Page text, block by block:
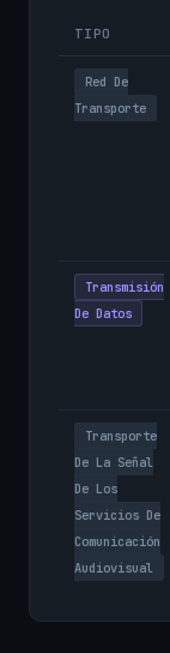
TIPO
Red De
Transporte
Transmisión
De Datos
Transporte
De La Señal
De Los
Servicios De
Comunicación
Audiovisual